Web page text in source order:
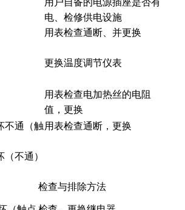
用户自备的电源插座是否有
电、检修供电设施
用表检查通断、并更换
更换温度调节仪表
用表检查电加热丝的电阻
值，更换
不通（触 用表检查通断，更换
不通）
检查与排除方法